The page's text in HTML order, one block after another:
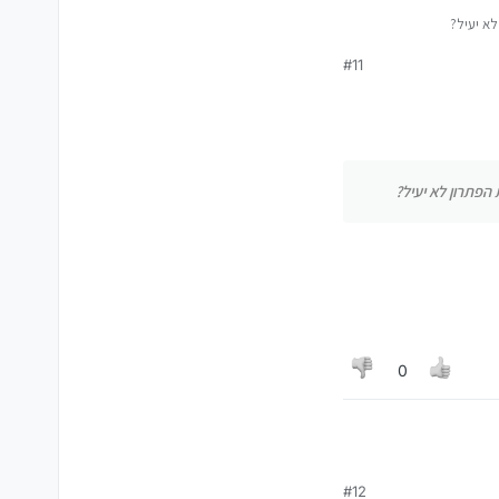
תעברו לחלון השני, שם בניפוי באגים תבחרו באפשרות האחרונה חיבור ע"י קוד, ייפתח לכם חלון עם קוד, תוודאו שכל הספרות בחלון של הPAIR תואמות, הכניסו
יעיל?
#11
לא יעיל?
0
#12